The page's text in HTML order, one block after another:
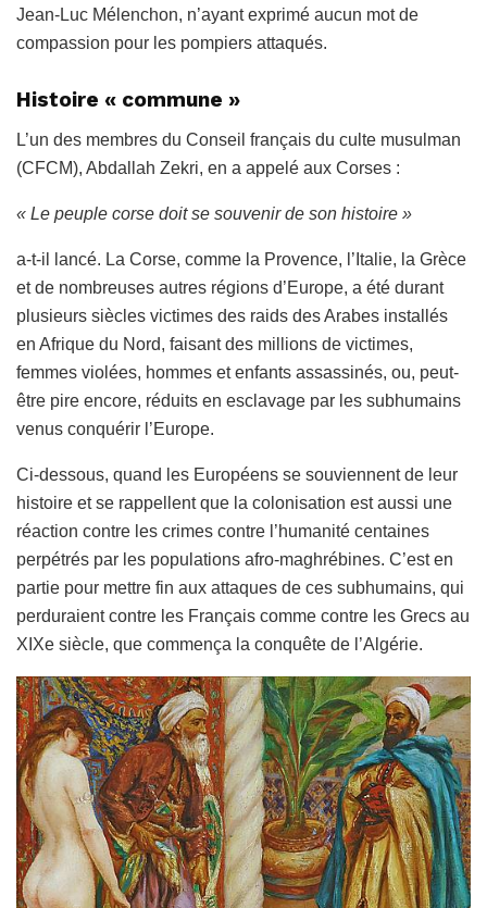
Jean-Luc Mélenchon, n’ayant exprimé aucun mot de
compassion pour les pompiers attaqués.
Histoire « commune »
L’un des membres du Conseil français du culte musulman
(CFCM), Abdallah Zekri, en a appelé aux Corses :
« Le peuple corse doit se souvenir de son histoire »
a-t-il lancé. La Corse, comme la Provence, l’Italie, la Grèce
et de nombreuses autres régions d’Europe, a été durant
plusieurs siècles victimes des raids des Arabes installés
en Afrique du Nord, faisant des millions de victimes,
femmes violées, hommes et enfants assassinés, ou, peut-
être pire encore, réduits en esclavage par les subhumains
venus conquérir l’Europe.
Ci-dessous, quand les Européens se souviennent de leur
histoire et se rappellent que la colonisation est aussi une
réaction contre les crimes contre l’humanité centaines
perpétrés par les populations afro-maghrébines. C’est en
partie pour mettre fin aux attaques de ces subhumains, qui
perduraient contre les Français comme contre les Grecs au
XIXe siècle, que commença la conquête de l’Algérie.